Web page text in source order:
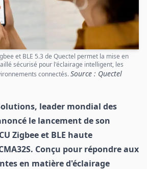
et BLE 5.3 de Quectel permet la mise en
sécurisé pour l'éclairage intelligent, les
connectés.Source : Quectel
leader mondial des
le lancement de son
Zigbee et BLE haute
Conçu pour répondre aux
en matière d'éclairage